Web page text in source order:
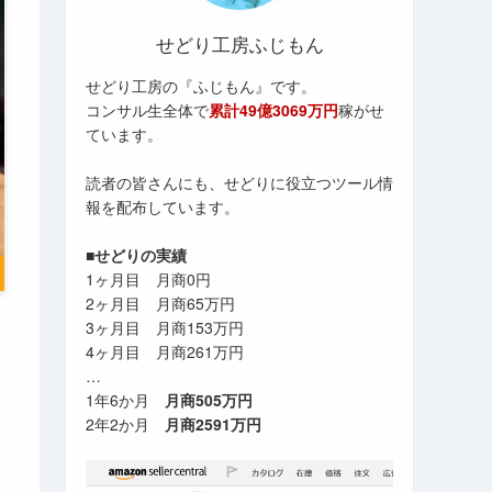
せどり工房ふじもん
せどり工房の『ふじもん』です。
コンサル生全体で累計49億3069万円稼がせ
ています。
読者の皆さんにも、せどりに役立つツール情
報を配布しています。
■せどりの実績
1ヶ月目 月商0円
2ヶ月目 月商65万円
3ヶ月目 月商153万円
4ヶ月目 月商261万円
…
1年6か月 月商505万円
2年2か月 月商2591万円